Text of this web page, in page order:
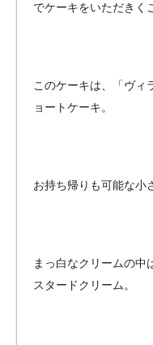
でケーキをいただきく
このケーキは、「ヴィ
ョートケーキ。
お持ち帰りも可能な小
まっ白なクリームの中
スタードクリーム。